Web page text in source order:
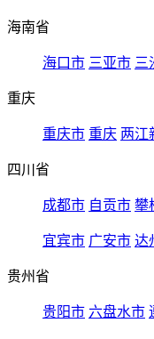
海南省
海口市 三亚市 三
重庆
重庆市 重庆 两江
四川省
成都市 自贡市 攀
宜宾市 广安市 达
贵州省
贵阳市 六盘水市